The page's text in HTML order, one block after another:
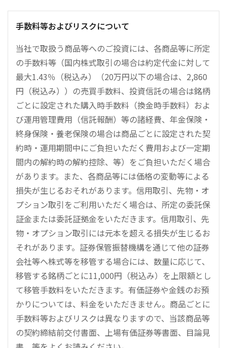
手数料等およびリスクについて
当社で取扱う商品等へのご投資には、各商品等に所定
の手数料等（国内株式取引の場合は約定代金に対して
最大1.43％（税込み）（20万円以下の場合は、2,860
円（税込み））の売買手数料、投資信託の場合は銘柄
ごとに設定された購入時手数料（換金時手数料）およ
び運用管理費用（信託報酬）等の諸経費、年金保険・
終身保険・養老保険の場合は商品ごとに設定された契
約時・運用期間中にご負担いただく費用および一定期
間内の解約時の解約控除、等）をご負担いただく場合
があります。また、各商品等には価格の変動等による
損失が生じるおそれがあります。信用取引、先物・オ
プション取引をご利用いただく場合は、所定の委託保
証金または委託証拠金をいただきます。信用取引、先
物・オプション取引には元本を超える損失が生じるお
それがあります。証券保管振替機構を通じて他の証券
会社等へ株式等を移管する場合には、数量に応じて、
移管する銘柄ごとに11,000円（税込み）を上限額とし
て移管手数料をいただきます。有価証券や金銭のお預
かりについては、料金をいただきません。商品ごとに
手数料等およびリスクは異なりますので、当該商品等
の契約締結前交付書面、上場有価証券等書面、目論見